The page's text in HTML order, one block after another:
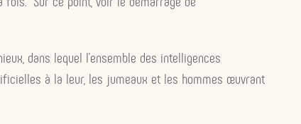
dans lequel l’ensemble des intelligences
à la leur, les jumeaux et les hommes œuvrant